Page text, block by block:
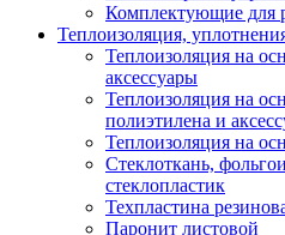
Комплектующие для
Теплоизоляция,
Теплоизоляция на
аксессуары
Теплоизоляция на
полиэтилена и
Теплоизоляция на
Стеклоткань,
стеклопластик
Техпластина
Паронит листовой